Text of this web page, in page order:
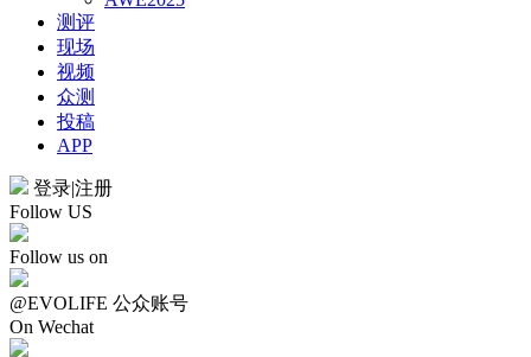
测评
现场
视频
众测
投稿
APP
登录|注册
Follow US
Follow us on
@EVOLIFE 公众账号
On Wechat